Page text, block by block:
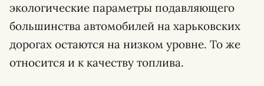
экологические параметры подавляющего
большинства автомобилей на харьковских
дорогах остаются на низком уровне. То же
относится и к качеству топлива.